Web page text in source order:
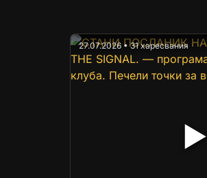
▶
27.07.2026 • 31 харесвания